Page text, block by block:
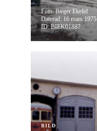
Foto: Birger Ekelid
Daterad: 16 mars 1975
ID: BIEK01887
BILD